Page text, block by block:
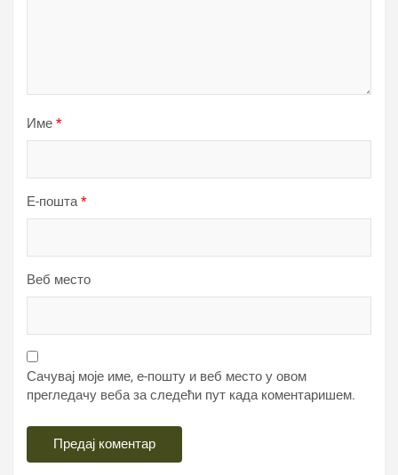
Име *
Е-пошта*
Веб место
Сачувај моје име, е-пошту и веб место у овом
прегледачу веба за следећи пут када коментаришем.